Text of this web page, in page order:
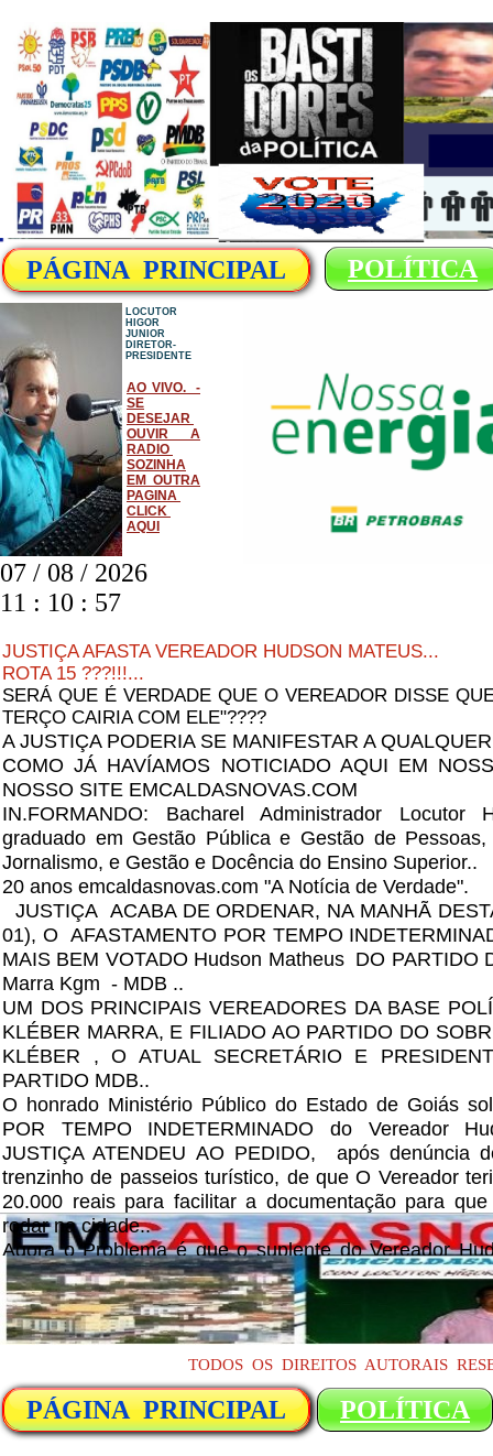
07 / 08 / 2026
11 : 10 : 57
JUSTIÇA AFASTA VEREADOR HUDSON MATEUS...
ROTA 15 ???!!!...
SERÁ QUE É VERDADE QUE O VEREADOR DISSE
TERÇO CAIRIA COM ELE"????
A JUSTIÇA PODERIA SE MANIFESTAR A
COMO JÁ HAVÍAMOS NOTICIADO AQUI EM
NOSSO SITE EMCALDASNOVAS.COM
IN.FORMANDO: Bacharel Administrador
graduado em Gestão Pública e Gestão de
Jornalismo, e Gestão e Docência do Ensino Superior..
20 anos emcaldasnovas.com "A Notícia de Verdade".
JUSTIÇA ACABA DE ORDENAR, NA MANHÃ
01), O AFASTAMENTO POR TEMPO
MAIS BEM VOTADO Hudson Matheus DO PARTIDO
Marra Kgm - MDB ..
UM DOS PRINCIPAIS VEREADORES DA BASE
KLÉBER MARRA, E FILIADO AO PARTIDO DO
KLÉBER , O ATUAL SECRETÁRIO E
PARTIDO MDB..
O honrado Ministério Público do Estado de Goiás
POR TEMPO INDETERMINADO do Vereador
JUSTIÇA ATENDEU AO PEDIDO, após denúncia
trenzinho de passeios turístico, de que O Vereador
20.000 reais para facilitar a documentação para
rodar na cidade..
Agora o Problema é que o suplente do Vereador
Claudinho Costa, que já foi até PRESO, Por quase
caso DAS ACUSAÇÕES EM QUE ELE
QUADRILHA JUNTAMENTE COM SUA ESPOSA
SERVIDORES) QUE ERA CHEFE NO
ARRECADAÇÃO DA PREFEITURA,
VALORES NAS VIAS DE ARRECADAÇÃO DE
DIMINUINDO OS VALORES..
A notícia para o AFASTAMENTO IMEDIATO DO
AO VIVO. -
SE
DESEJAR
OUVIR A
RADIO
SOZINHA
EM OUTRA
PAGINA
CLICK
AQUI
POLÍTICA
POLÍTICA
LOCUTOR
HIGOR
JUNIOR
DIRETOR-
PRESIDENTE
TODOS OS DIREITOS AUTORAIS
PÁGINA PRINCIPAL
PÁGINA PRINCIPAL
PÁGINA PRINCIPAL